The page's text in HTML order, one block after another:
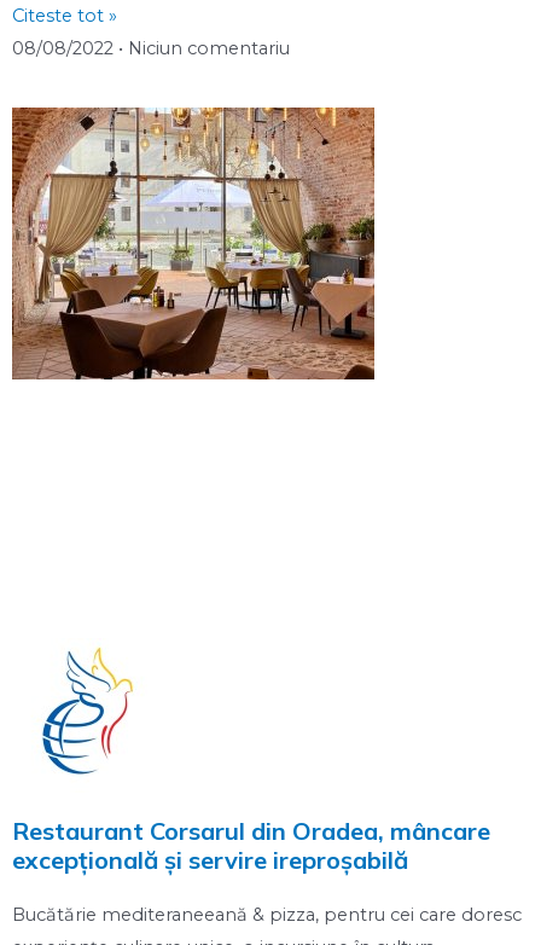
Citeste tot »
08/08/2022
Niciun comentariu
Restaurant Corsarul din Oradea, mâncare
excepțională și servire ireproșabilă
Bucătărie mediteraneeană & pizza, pentru cei care doresc